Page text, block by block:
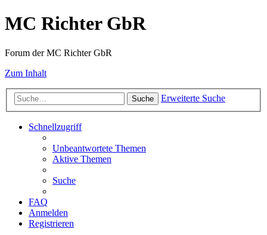
MC Richter GbR
Forum der MC Richter GbR
Zum Inhalt
Suche Erweiterte Suche
Schnellzugriff
Unbeantwortete Themen
Aktive Themen
Suche
FAQ
Anmelden
Registrieren